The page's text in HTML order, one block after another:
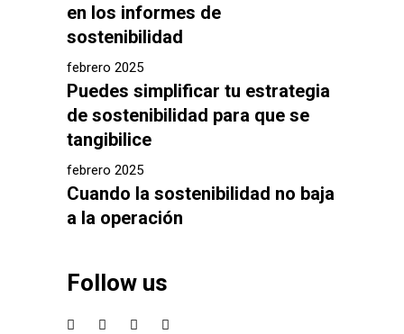
en los informes de
sostenibilidad
febrero 2025
Puedes simplificar tu estrategia
de sostenibilidad para que se
tangibilice
febrero 2025
Cuando la sostenibilidad no baja
a la operación
Follow us